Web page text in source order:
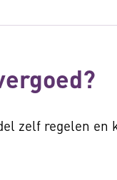
zelf regelen en